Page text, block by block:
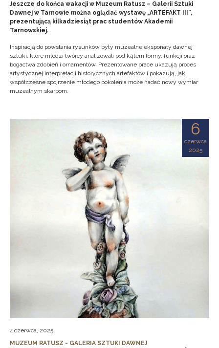
Jeszcze do końca wakacji w Muzeum Ratusz – Galerii Sztuki
Dawnej w Tarnowie można oglądać wystawę „ARTEFAKT III”,
prezentującą kilkadziesiąt prac studentów Akademii
Tarnowskiej.
Inspiracją do powstania rysunków były muzealne eksponaty dawnej
sztuki, które młodzi twórcy analizowali pod kątem formy, funkcji oraz
bogactwa zdobień i ornamentów. Prezentowane prace ukazują proces
artystycznej interpretacji historycznych artefaktów i pokazują, jak
współczesne spojrzenie młodego pokolenia może nadać nowy wymiar
muzealnym skarbom.
6
czerwca
2025
4 czerwca, 2025
MUZEUM RATUSZ - GALERIA SZTUKI DAWNEJ